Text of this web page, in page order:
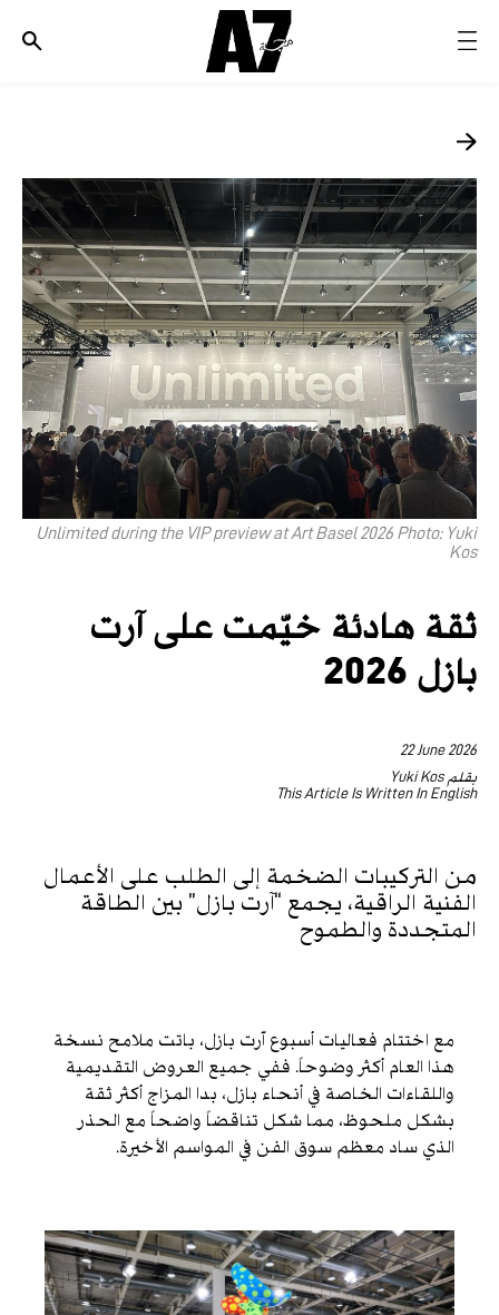
موضة وجمال
ثقافة
ديسكوفري
مجوهرات وساعات
مستقبل
EDITORIALS
WHO/HOW
ثقة هادئة خيّمت على آرت
بازل 2026
22 June 2026
بقلم Yuki Kos
This Article Is Written In English
من التركيبات الضخمة إلى الطلب على الأعمال
الفنية الراقية، يجمع “آرت بازل” بين الطاقة
المتجددة والطموح
Unlimited during the VIP preview at Art Basel 2026 Photo: Yuki
Kos
مع اختتام فعاليات أسبوع آرت بازل، باتت ملامح نسخة
هذا العام أكثر وضوحاً. ففي جميع العروض التقديمية
واللقاءات الخاصة في أنحاء بازل، بدا المزاج أكثر ثقة
بشكل ملحوظ، مما شكل تناقضاً واضحاً مع الحذر
الذي ساد معظم سوق الفن في المواسم الأخيرة.